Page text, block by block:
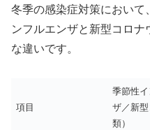
冬季の感染症対策において
ンフルエンザと新型コロ
な違いです。
項目
季節性
ザ／新
類）